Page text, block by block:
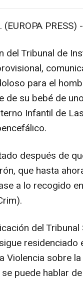
PRESS) -
del Tribunal de
para el
su bebé de
Infantil de
después de
que hasta
a lo recogido
del
residenciado
Violencia sobre
puede hablar